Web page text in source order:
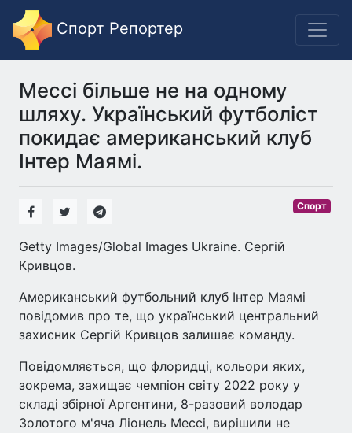
Спорт Репортер
Мессі більше не на одному
шляху. Український футболіст
покидає американський клуб
Інтер Маямі.
Спорт
Getty Images/Global Images Ukraine. Сергій
Кривцов.
Американський футбольний клуб Інтер Маямі
повідомив про те, що український центральний
захисник Сергій Кривцов залишає команду.
Повідомляється, що флоридці, кольори яких,
зокрема, захищає чемпіон світу 2022 року у
складі збірної Аргентини, 8-разовий володар
Золотого м'яча Ліонель Мессі, вирішили не